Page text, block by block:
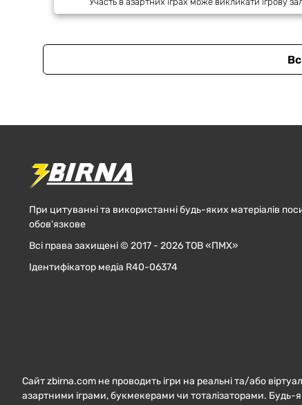
При цитуванні та використанні будь-яких матеріалів
обов'язкове
Всі права захищені © 2017 - 2026 ТОВ «ПМХ»
Ідентифікатор медіа R40-06374
Сайт zbirna.com не проводить ігри на реальні та/або
азартними іграми, букмекерами чи тоталізаторами. Будь-